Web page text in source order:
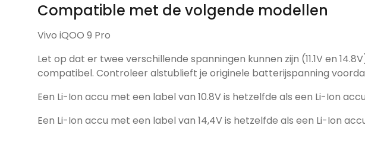
Compatible met de volgende modellen
Vivo iQOO 9 Pro
Let op dat er twee verschillende spanningen kunnen zijn (11.1V en
compatibel. Controleer alstublieft je originele batterijspanning
Een Li-Ion accu met een label van 10.8V is hetzelfde als een Li-Ion
Een Li-Ion accu met een label van 14,4V is hetzelfde als een Li-Ion